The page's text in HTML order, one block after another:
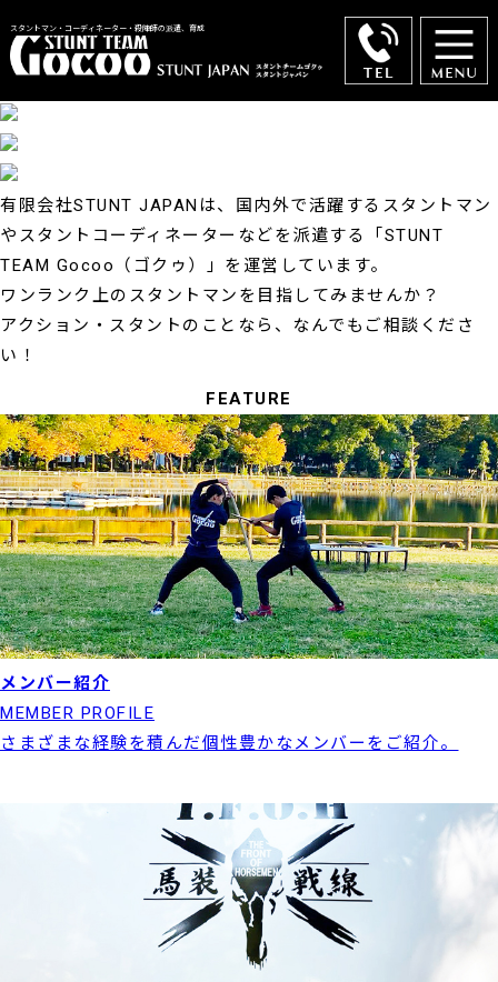
スタントマン・コーディネーター・殺陣師の派遣、育成
有限会社STUNT JAPANは、国内外で活躍するスタントマン
やスタントコーディネーターなどを派遣する
「STUNT
TEAM Gocoo（ゴクゥ）」を運営しています。
ワンランク上のスタントマンを目指してみませんか？
アクション・スタントのことなら、なんでもご相談くださ
い！
FEATURE
メンバー紹介
MEMBER PROFILE
さまざまな経験を積んだ個性豊かなメンバーをご紹介。